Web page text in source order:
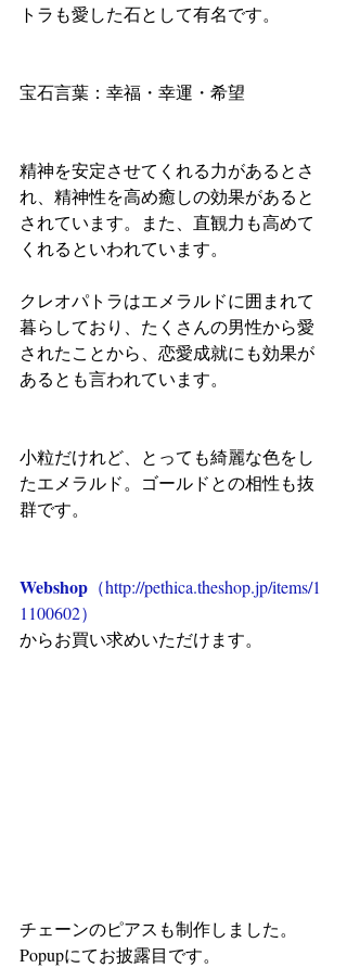
トラも愛した石として有名です。
宝石言葉：幸福・幸運・希望
精神を安定させてくれる力があるとさ
れ、精神性を高め癒しの効果があると
されています。また、直観力も高めて
くれるといわれています。
クレオパトラはエメラルドに囲まれて
暮らしており、たくさんの男性から愛
されたことから、恋愛成就にも効果が
あるとも言われています。
小粒だけれど、とっても綺麗な色をし
たエメラルド。ゴールドとの相性も抜
群です。
Webshop （http://pethica.theshop.jp/items/1
1100602）
からお買い求めいただけます。
チェーンのピアスも制作しました。
Popupにてお披露目です。